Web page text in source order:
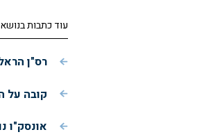
עוד כתבות בנושא
רס"ן
קובה על
אונסק"ו